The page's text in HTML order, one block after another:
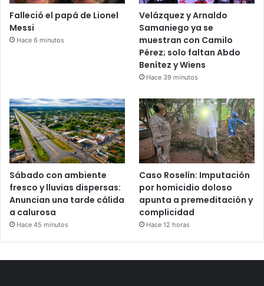
Falleció el papá de Lionel
Messi
Hace 6 minutos
Velázquez y Arnaldo
Samaniego ya se
muestran con Camilo
Pérez; solo faltan Abdo
Benítez y Wiens
Hace 39 minutos
Sábado con ambiente
fresco y lluvias dispersas:
Anuncian una tarde cálida
a calurosa
Hace 45 minutos
Caso Roselín: Imputación
por homicidio doloso
apunta a premeditación y
complicidad
Hace 12 horas